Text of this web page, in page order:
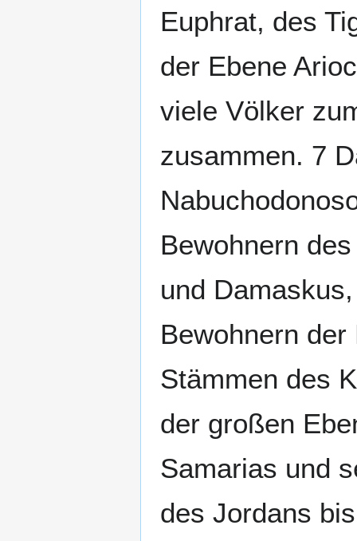
Euphrat, des
der Ebene
viele Völker
zusammen. 7
Bewohnern
und
Bewohnern
Stämmen des
der großen
Samarias und
des Jordans